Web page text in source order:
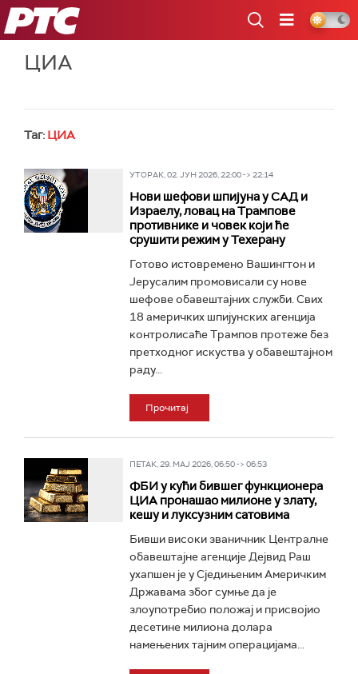
РТС
ЦИА
Таг: ЦИА
УТОРАК, 02. ЈУН 2026, 22:00 -> 22:14
Нови шефови шпијуна у САД и
Израелу, ловац на Трампове
противнике и човек који ће
срушити режим у Техерану
Готово истовремено Вашингтон и
Јерусалим промовисали су нове
шефове обавештајних служби. Свих
18 америчких шпијунских агенција
контролисаће Трампов протеже без
претходног искуства у обавештајном
раду...
Прочитај
ПЕТАК, 29. МАЈ 2026, 06:50 -> 06:53
ФБИ у кући бившег функционера
ЦИА пронашао милионе у злату,
кешу и луксузним сатовима
Бивши високи званичник Централне
обавештајне агенције Дејвид Раш
ухапшен је у Сједињеним Америчким
Државама због сумње да је
злоупотребио положај и присвојио
десетине милиона долара
намењених тајним операцијама...